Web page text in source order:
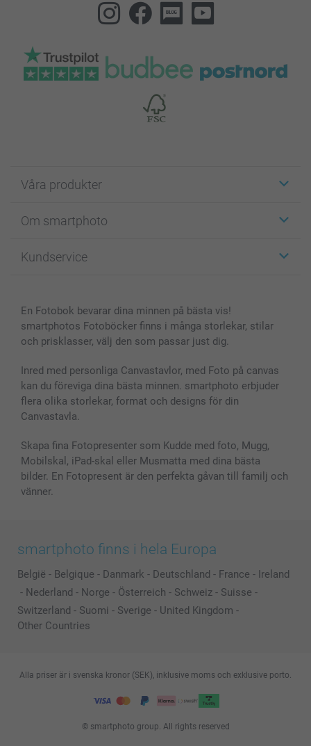
Våra produkter
Fotokort
Fotoböcker
Skal till Mobil & Surfplatta
MyNameBook
Fotoramar & Tillbehör
Presentkort
Alla fotoprodukter
Om smartphoto
För affiliates
Sitemap
Villkor och garantier
Kundservice
smartbonus
Priser & betalning
En Fotobok bevarar dina minnen på bästa vis!
smartphotos Fotoböcker finns i många storlekar, stilar
och prisklasser, välj den som passar just dig.
Inred med personliga Canvastavlor, med Foto på canvas
kan du föreviga dina bästa minnen. smartphoto erbjuder
flera olika storlekar, format och designs för din
Canvastavla.
Skapa fina Fotopresenter som Kudde med foto, Mugg,
Mobilskal, iPad-skal eller Musmatta med dina bästa
bilder. En Fotopresent är den perfekta gåvan till familj och
vänner.
smartphoto finns i hela Europa
België - Belgique - Danmark - Deutschland - France - Ireland
- Nederland - Norge - Österreich - Schweiz - Suisse -
Switzerland - Suomi - Sverige - United Kingdom -
Other Countries
© smartphoto group. All rights reserved
Alla priser är i svenska kronor (SEK), inklusive moms och exklusive porto.